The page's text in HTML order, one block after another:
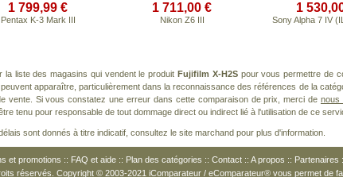
1 799,99 €
Pentax K-3 Mark III
1 711,00 €
Nikon Z6 III
1
Sony Alpha 7 IV
la liste des magasins qui vendent le produit Fujifilm X-H2Spour vous permettre de
apparaître, particulièrement dans la reconnaissance des références de la
vente. Si vous constatez une erreur dans cette comparaison de prix, merci de nous
tenu pour responsable de tout dommage direct ou indirect lié à l'utilisation de ce
sont donnés à titre indicatif, consultez le site marchand pour plus d'information.
et promotions :: FAQ et aide :: Plan des catégories :: Contact :: A propos :: Partenaires
réservés. Copyright © 2003-2021 iComparateur / eComparateur® vous permet de